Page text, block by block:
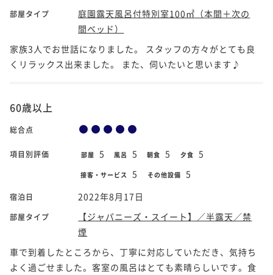
部屋タイプ
庭園露天風呂付特別室100㎡（本間＋次の
間ベッド）
家族3人でお世話になりました。 スタッフの方々がとても良
くリラックス出来ました。 また、伺いたいと思います♪
60歳以上
総合点
項目別評価 部屋 5 風呂 5 朝食 5 夕食 5
接客・サービス 5 その他設備 5
宿泊日 2022年8月17日
部屋タイプ
【ジャパニーズ・スイート】／半露天／禁
煙
車で到着したところから、丁寧に対応していただき、気持ち
よく過ごせました。客室の風呂はとても素晴らしいです。食